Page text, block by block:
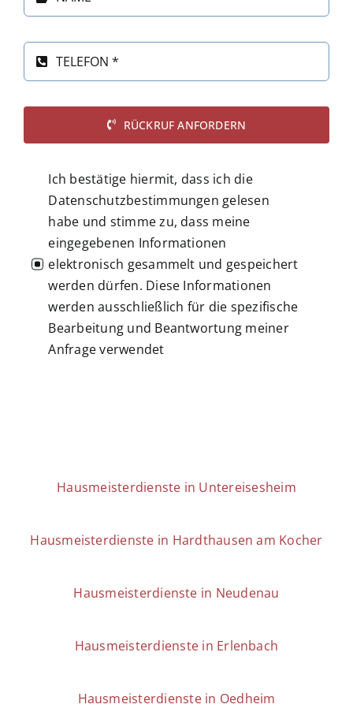
RÜCKRUF ANFORDERN
Ich bestätige hiermit, dass ich die
Datenschutzbestimmungen gelesen
habe und stimme zu, dass meine
eingegebenen Informationen
elektronisch gesammelt und gespeichert
werden dürfen. Diese Informationen
werden ausschließlich für die spezifische
Bearbeitung und Beantwortung meiner
Anfrage verwendet
Hausmeisterdienste in Untereisesheim
Hausmeisterdienste in Hardthausen am Kocher
Hausmeisterdienste in Neudenau
Hausmeisterdienste in Erlenbach
Hausmeisterdienste in Oedheim